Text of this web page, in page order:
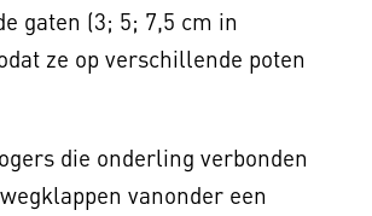
gaten (3; 5; 7,5 cm in
ze op verschillende poten
die onderling verbonden
vanonder een